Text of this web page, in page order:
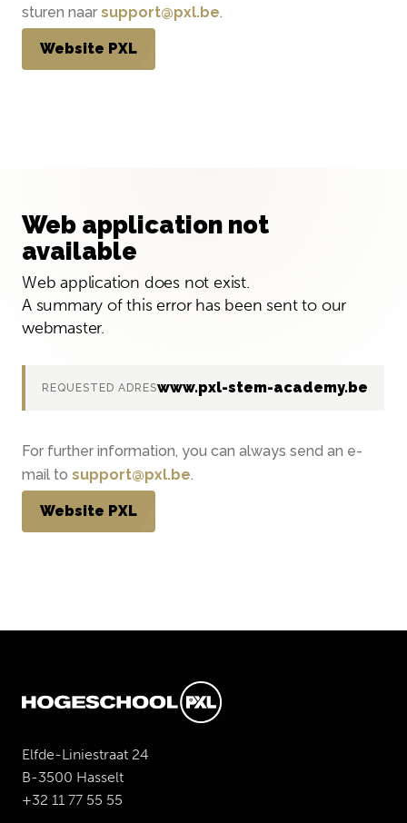
sturen naar support@pxl.be.
Website PXL
Web application not
available
Web application does not exist.
A summary of this error has been sent to our
webmaster.
REQUESTED ADRESwww.pxl-stem-academy.be
For further information, you can always send an e-
mail to support@pxl.be.
Website PXL
Elfde-Liniestraat 24
B-3500 Hasselt
+32 11 77 55 55